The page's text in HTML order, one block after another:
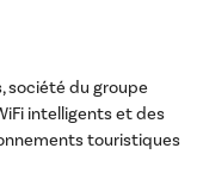
société du groupe
intelligents et des
touristiques